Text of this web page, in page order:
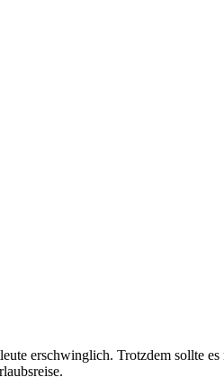
erschwinglich. Trotzdem sollte es